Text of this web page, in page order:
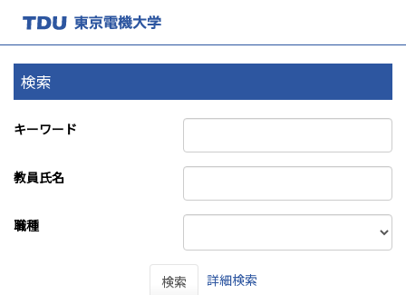
検索
キーワード
教員氏名
職種
検索
詳細検索